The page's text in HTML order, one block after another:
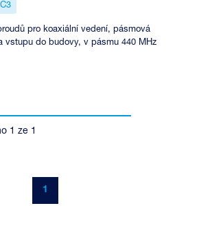
pro koaxiální vedení, pásmová
vstupu do budovy, v pásmu 440 MHz
1 ze 1
1